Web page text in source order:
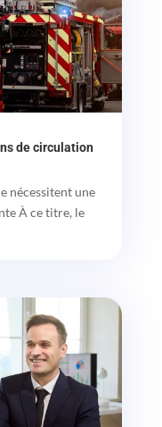
de circulation
nécessitent une
À ce titre, le